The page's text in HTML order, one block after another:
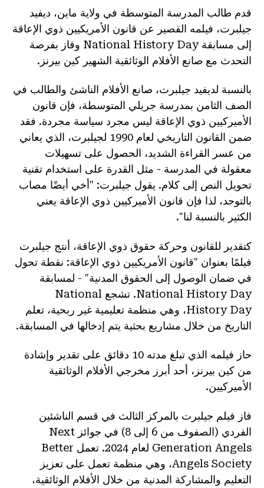
قدم طالب المدرسة المتوسطة في ولاية ماين، ديفيد
جيلبرت، فيلمه القصير عن قانون الأمريكيين ذوي الإعاقة
إلى مسابقة National History Day وفاز بفرصة
التحدث مع صانع الأفلام الوثائقية الشهير كين بيرنز.
بالنسبة لديفيد جيلبرت، صانع الأفلام الناشئ والطالب في
الصف الثامن بمدرسة جريلي المتوسطة، فإن قانون
الأميركيين ذوي الإعاقة ليس مجرد سياسة مجردة. فقد
ضمن القانون التاريخي لعام 1990 لجيلبرت، الذي يعاني
من عسر القراءة الشديد، الحصول على تسهيلات
معقولة في المدرسة - مثل القدرة على استخدام تقنية
تحويل النص إلى كلام. يقول جيلبرت: "أخي أيضًا مصاب
بالتوحد، لذا فإن قانون الأميركيين ذوي الإعاقة يعني
الكثير بالنسبة لنا".
كتقدير للقانون وحركة حقوق ذوي الإعاقة، أنتج جيلبرت
فيلمًا بعنوان "قانون الأمريكيين ذوي الإعاقة: نقطة تحول
في ضمان الوصول إلى الحقوق المدنية" - لمسابقة
National History Day. تشجع National
History Day، وهي منظمة تعليمية غير ربحية، تعلم
التاريخ من خلال مشاريع بحثية يتم إدخالها في المسابقة.
حاز فيلمه الذي تبلغ مدته 10 دقائق على تقدير وإشادة
من كين بيرنز، أحد أبرز مخرجي الأفلام الوثائقية
الأميركيين.
فاز فيلم جيلبرت بالمركز الثالث في قسم الناشئين
الفردي (الصفوف من 6 إلى 8) في جوائز Next
Generation Angels لعام 2024. تعمل Better
Angels Society، وهي منظمة تعمل على تعزيز
التعليم والمشاركة المدنية من خلال الأفلام الوثائقية،